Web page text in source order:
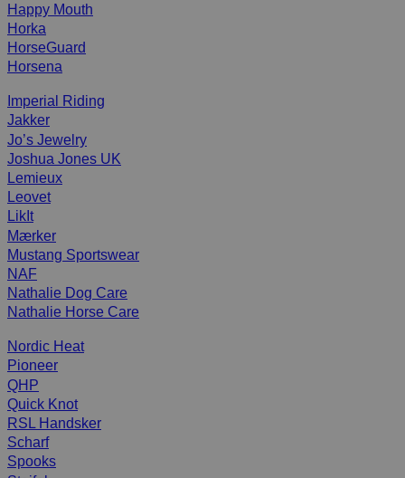
Happy Mouth
Horka
HorseGuard
Horsena
Imperial Riding
Jakker
Jo’s Jewelry
Joshua Jones UK
Lemieux
Leovet
LikIt
Mærker
Mustang Sportswear
NAF
Nathalie Dog Care
Nathalie Horse Care
Nordic Heat
Pioneer
QHP
Quick Knot
RSL Handsker
Scharf
Spooks